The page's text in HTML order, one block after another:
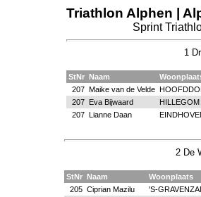
Triathlon Alphen |
Sprint
1
StNr Naam
207 Maike van de Velde
207 Eva Bijwaard
HILLEGOM
207 Lianne Daan
2 De
StNr Naam
Woonplaats
205 Ciprian Mazilu
'S-